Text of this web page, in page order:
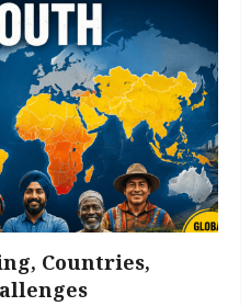
Countries,